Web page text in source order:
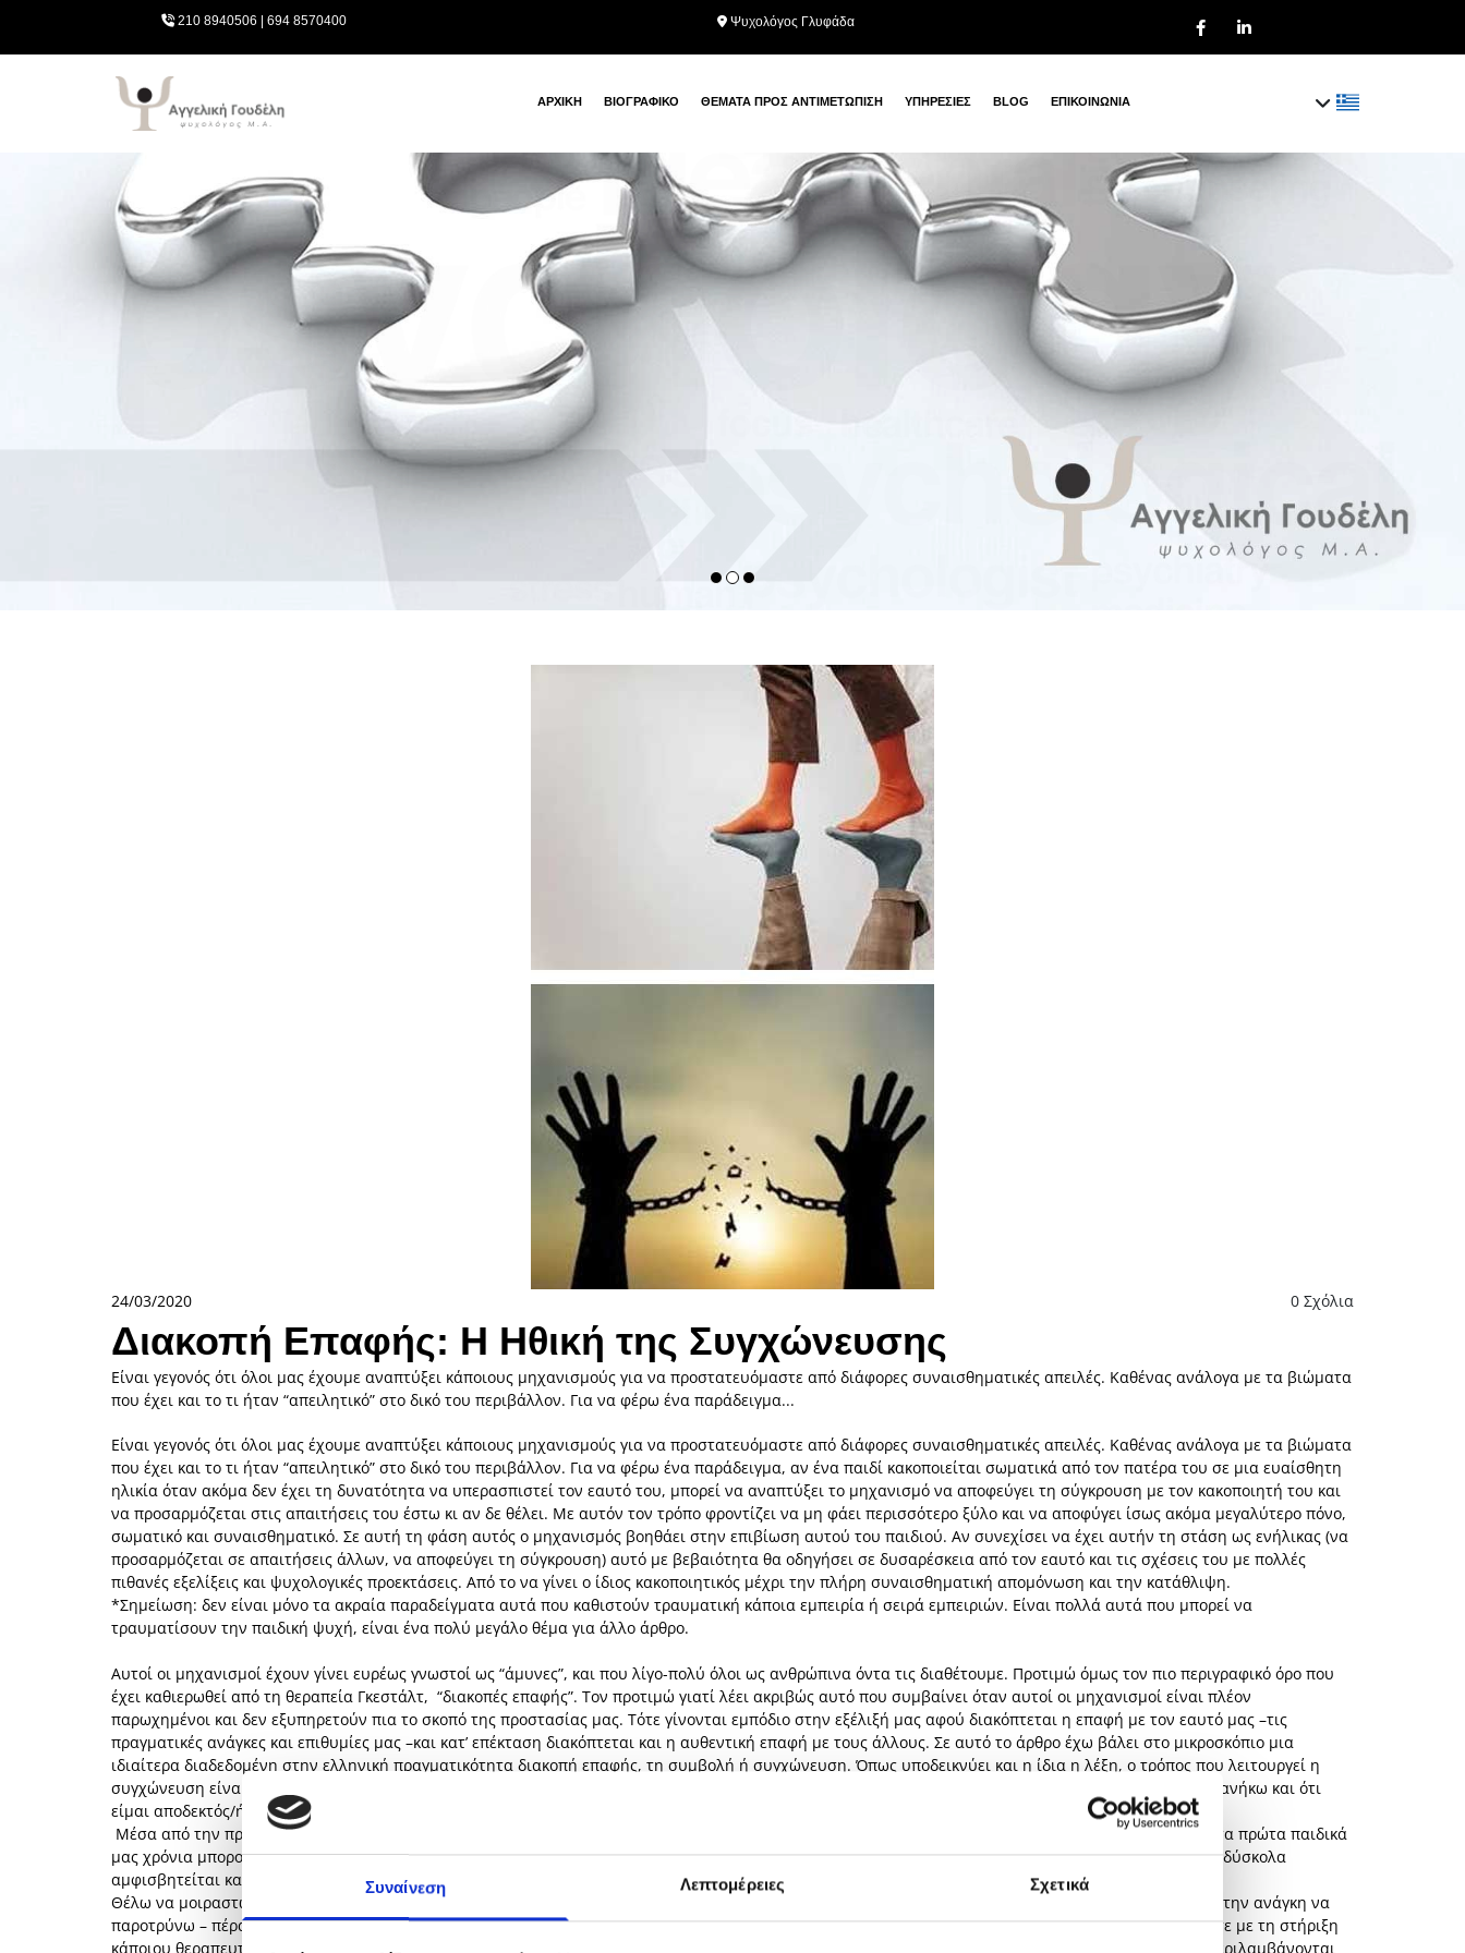
Συναίνεση Λεπτομέρειες Σχετικά
 210 8940506 |694 8570400 Ψυχολόγος Γλυφάδα
ΑΡΧΙΚΗ ΒΙΟΓΡΑΦΙΚΟ ΘΕΜΑΤΑ ΠΡΟΣ ΑΝΤΙΜΕΤΩΠΙΣΗ ΥΠΗΡΕΣΙΕΣ BLOG ΕΠΙΚΟΙΝΩΝΙΑ
24/03/2020 0 Σχόλια
Διακοπή Επαφής: Η Ηθική της Συγχώνευσης
Είναι γεγονός ότι όλοι μας έχουμε αναπτύξει κάποιους μηχανισμούς για να προστατευόμαστε από διάφορες συναισθηματικές απειλές. Καθένας ανάλογα με τα βιώματα
που έχει και το τι ήταν “απειλητικό” στο δικό του περιβάλλον. Για να φέρω ένα παράδειγμα...
Είναι γεγονός ότι όλοι μας έχουμε αναπτύξει κάποιους μηχανισμούς για να προστατευόμαστε από διάφορες συναισθηματικές απειλές. Καθένας ανάλογα με τα βιώματα
που έχει και το τι ήταν “απειλητικό” στο δικό του περιβάλλον. Για να φέρω ένα παράδειγμα, αν ένα παιδί κακοποιείται σωματικά από τον πατέρα του σε μια ευαίσθητη
ηλικία όταν ακόμα δεν έχει τη δυνατότητα να υπερασπιστεί τον εαυτό του, μπορεί να αναπτύξει το μηχανισμό να αποφεύγει τη σύγκρουση με τον κακοποιητή του και
να προσαρμόζεται στις απαιτήσεις του έστω κι αν δε θέλει. Με αυτόν τον τρόπο φροντίζει να μη φάει περισσότερο ξύλο και να αποφύγει ίσως ακόμα μεγαλύτερο πόνο,
σωματικό και συναισθηματικό. Σε αυτή τη φάση αυτός ο μηχανισμός βοηθάει στην επιβίωση αυτού του παιδιού. Αν συνεχίσει να έχει αυτήν τη στάση ως ενήλικας (να
προσαρμόζεται σε απαιτήσεις άλλων, να αποφεύγει τη σύγκρουση) αυτό με βεβαιότητα θα οδηγήσει σε δυσαρέσκεια από τον εαυτό και τις σχέσεις του με πολλές
πιθανές εξελίξεις και ψυχολογικές προεκτάσεις. Από το να γίνει ο ίδιος κακοποιητικός μέχρι την πλήρη συναισθηματική απομόνωση και την κατάθλιψη.
*Σημείωση: δεν είναι μόνο τα ακραία παραδείγματα αυτά που καθιστούν τραυματική κάποια εμπειρία ή σειρά εμπειριών. Είναι πολλά αυτά που μπορεί να
τραυματίσουν την παιδική ψυχή, είναι ένα πολύ μεγάλο θέμα για άλλο άρθρο.
Αυτοί οι μηχανισμοί έχουν γίνει ευρέως γνωστοί ως “άμυνες”, και που λίγο-πολύ όλοι ως ανθρώπινα όντα τις διαθέτουμε. Προτιμώ όμως τον πιο περιγραφικό όρο που
έχει καθιερωθεί από τη θεραπεία Γκεστάλτ, “διακοπές επαφής”. Τον προτιμώ γιατί λέει ακριβώς αυτό που συμβαίνει όταν αυτοί οι μηχανισμοί είναι πλέον
παρωχημένοι και δεν εξυπηρετούν πια το σκοπό της προστασίας μας. Τότε γίνονται εμπόδιο στην εξέλιξή μας αφού διακόπτεται η επαφή με τον εαυτό μας –τις
πραγματικές ανάγκες και επιθυμίες μας –και κατ’ επέκταση διακόπτεται και η αυθεντική επαφή με τους άλλους. Σε αυτό το άρθρο έχω βάλει στο μικροσκόπιο μια
ιδιαίτερα διαδεδομένη στην ελληνική πραγματικότητα διακοπή επαφής, τη συμβολή ή συγχώνευση. Όπως υποδεικνύει και η ίδια η λέξη, ο τρόπος που λειτουργεί η
συγχώνευση είναι αυτός του παραπάνω παραδείγματος: Προσαρμόζομαι στους άλλους για να καλυφθεί η βασική μου ανάγκη κι αγωνία να νιώσω ότι ανήκω και ότι
είμαι αποδεκτός/ή.
Μέσα από την προσωπική μου εμπειρία ζωής κι από την επαγγελματική μου πείρα έχω δει και νιώσει πώς οι σχεσιακές, συναισθηματικές εμπειρίες στα πρώτα παιδικά
μας χρόνια μπορούν να διαμορφώσουν μια εσωτερική ηθική (σύστημα αξιών) βασισμένη στη συγχώνευση. Μια ηθική βαθιά ριζωμένη κι επίμονη που δύσκολα
αμφισβητείται και ανατρέπεται.
Θέλω να μοιραστώ τη δική μου παρατήρηση γιατί σίγουρα ήταν μια άκρως εποικοδομητική κι ωφέλιμη, αν και επώδυνη, διαδικασία για εμένα. Νιώθω την ανάγκη να
παροτρύνω – πέρα από τους αγαπημένους μου θεραπευόμενους – και άλλους να κοιτάξουν με ειλικρίνεια και συμπόνια μέσα τους –είτε μόνοι τους είτε με τη στήριξη
κάποιου θεραπευτή– για να βρει καθένας και άλλους δικούς του εσωτερικούς “κανόνες” που δυσκολεύουν την εξέλιξή του και που μπορεί να μη συμπεριλαμβάνονται